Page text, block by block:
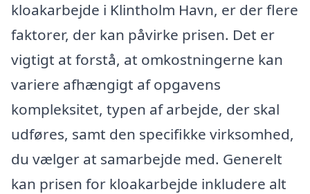
kloakarbejde i Klintholm Havn, er der flere
faktorer, der kan påvirke prisen. Det er
vigtigt at forstå, at omkostningerne kan
variere afhængigt af opgavens
kompleksitet, typen af arbejde, der skal
udføres, samt den specifikke virksomhed,
du vælger at samarbejde med. Generelt
kan prisen for kloakarbejde inkludere alt